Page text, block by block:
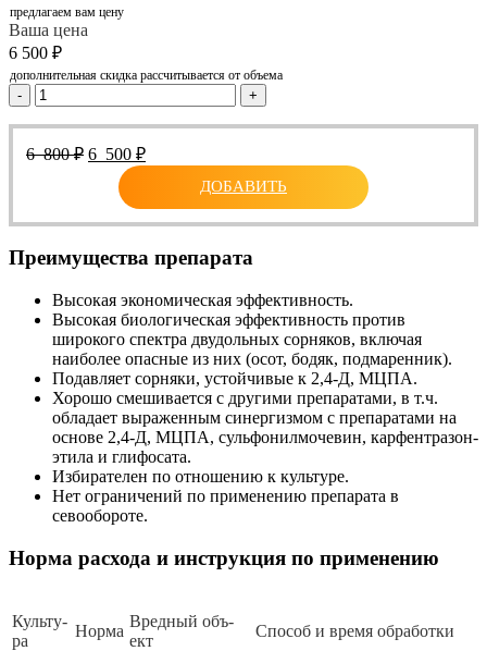
предлагаем вам цену
Ваша цена
6 500 ₽
дополнительная скидка рассчитывается от объема
- +
6 800₽ Первоначальная
составляла
800 ₽.
6 500 ₽Текущая
цена:
500 ₽.
ДОБАВИТЬ
Преимущества препарата
Высокая экономическая эффективность.
Высокая биологическая эффективность против
широкого спектра двудольных сорняков, включая
наиболее опасные из них (осот, бодяк, подмаренник).
Подавляет сорняки, устойчивые к 2,4-Д, МЦПА.
Хорошо смешивается с другими препаратами, в т.ч.
обладает выраженным синергизмом с препаратами на
основе 2,4-Д, МЦПА, сульфонилмочевин, карфентразон-
этила и глифосата.
Избирателен по отношению к культуре.
Нет ограничений по применению препарата в
севообороте.
Норма расхода и инструкция по применению
Куль­ту­
ра
Нор­ма
Вред­ный объ­
ект
Спо­соб и вре­мя об­ра­бот­ки